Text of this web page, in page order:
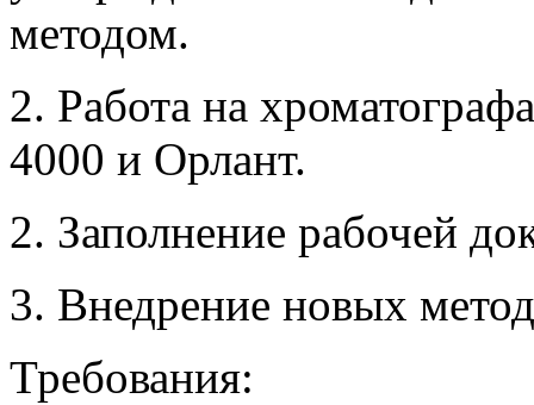
методом.
2. Работа на
4000 и Орлант.
2. Заполнение рабочей
3. Внедрение новых
Требования: